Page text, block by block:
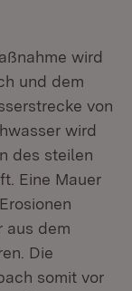
wird
und dem
von
wird
des steilen
Eine Mauer
aus dem
Die
somit vor